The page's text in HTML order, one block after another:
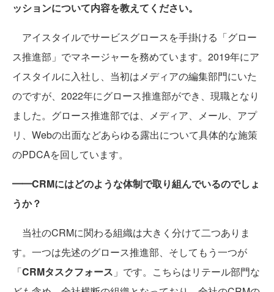
ッションについて内容を教えてください。
アイスタイルでサービスグロースを手掛ける「グロー
ス推進部」でマネージャーを務めています。2019年にア
イスタイルに入社し、当初はメディアの編集部門にいた
のですが、2022年にグロース推進部ができ、現職となり
ました。グロース推進部では、メディア、メール、アプ
リ、Webの出面などあらゆる露出について具体的な施策
のPDCAを回しています。
━━CRMにはどのような体制で取り組んでいるのでしょ
うか？
当社のCRMに関わる組織は大きく分けて二つありま
す。一つは先述のグロース推進部、そしてもう一つが
「CRMタスクフォース 」です。こちらはリテール部門な